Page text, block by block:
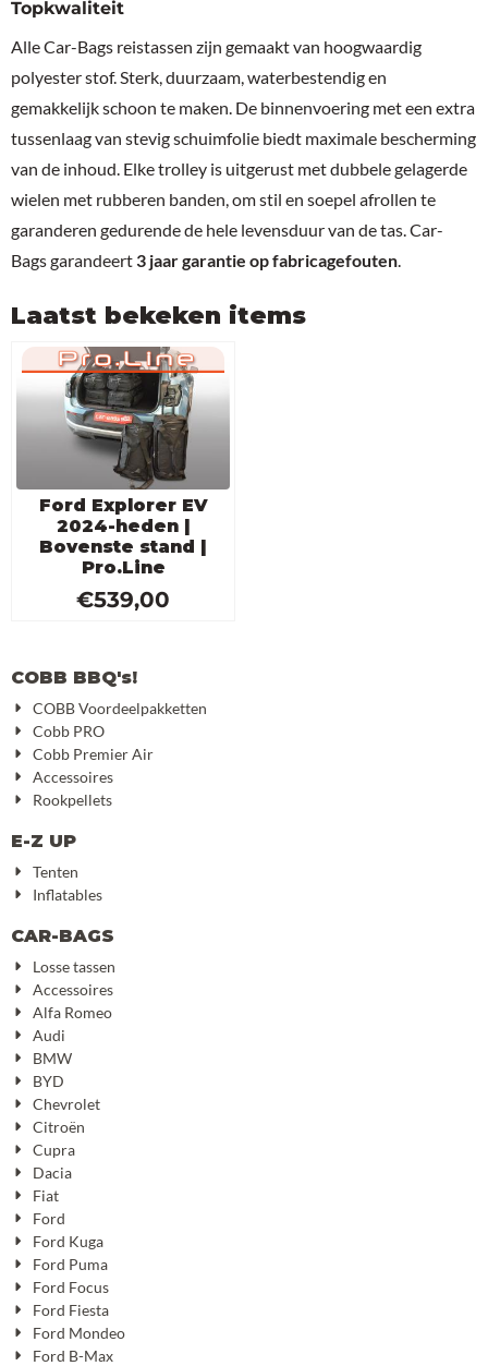
Topkwaliteit
Alle Car-Bags reistassen zijn gemaakt van hoogwaardig
polyester stof. Sterk, duurzaam, waterbestendig en
gemakkelijk schoon te maken. De binnenvoering met een extra
tussenlaag van stevig schuimfolie biedt maximale bescherming
van de inhoud. Elke trolley is uitgerust met dubbele gelagerde
wielen met rubberen banden, om stil en soepel afrollen te
garanderen gedurende de hele levensduur van de tas. Car-
Bags garandeert 3 jaar garantie op fabricagefouten.
Laatst bekeken items
Ford Explorer EV
2024-heden |
Bovenste stand |
Pro.Line
€539,00
COBB BBQ's!
COBB Voordeelpakketten
Cobb PRO
Cobb Premier Air
Accessoires
Rookpellets
E-Z UP
Tenten
Inflatables
CAR-BAGS
Losse tassen
Accessoires
Alfa Romeo
Audi
BMW
BYD
Chevrolet
Citroën
Cupra
Dacia
Fiat
Ford
Ford Kuga
Ford Puma
Ford Focus
Ford Fiesta
Ford Mondeo
Ford B-Max